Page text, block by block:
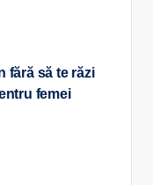
fără să te răzi
femei